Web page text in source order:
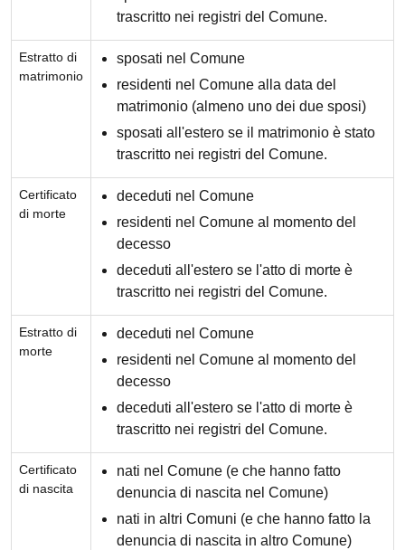
trascritto nei registri del Comune.
Estratto di
matrimonio
sposati nel Comune
residenti nel Comune alla data del
matrimonio (almeno uno dei due sposi)
sposati all'estero se il matrimonio è stato
trascritto nei registri del Comune.
Certificato
di morte
deceduti nel Comune
residenti nel Comune al momento del
decesso
deceduti all'estero se l'atto di morte è
trascritto nei registri del Comune.
Estratto di
morte
deceduti nel Comune
residenti nel Comune al momento del
decesso
deceduti all'estero se l'atto di morte è
trascritto nei registri del Comune.
Certificato
di nascita
nati nel Comune (e che hanno fatto
denuncia di nascita nel Comune)
nati in altri Comuni (e che hanno fatto la
denuncia di nascita in altro Comune)